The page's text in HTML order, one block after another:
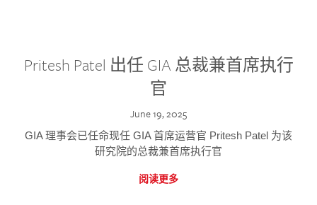
Pritesh Patel 出任 GIA 总裁兼首席执行
官
June 19, 2025
GIA 理事会已任命现任 GIA 首席运营官 Pritesh Patel 为该
研究院的总裁兼首席执行官
阅读更多